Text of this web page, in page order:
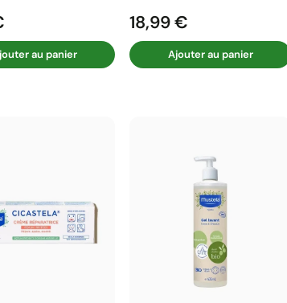
au panier
Prix
18,99 €
Ajouter au panier